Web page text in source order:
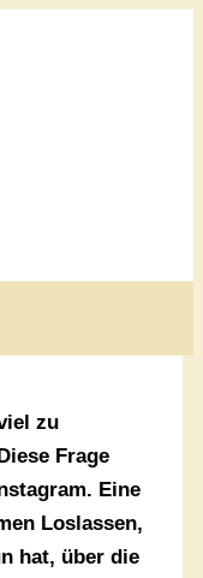
zu
Frage
Eine
Loslassen,
hat, über die